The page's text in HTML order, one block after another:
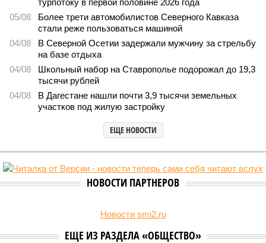
турпотоку в первой половине 2026 года
05/08
Более трети автомобилистов Северного Кавказа
стали реже пользоваться машиной
04/08
В Северной Осетии задержали мужчину за стрельбу
на базе отдыха
04/08
Школьный набор на Ставрополье подорожал до 19,3
тысячи рублей
04/08
В Дагестане нашли почти 3,9 тысячи земельных
участков под жилую застройку
ЕЩЕ НОВОСТИ
НОВОСТИ ПАРТНЕРОВ
Новости smi2.ru
ЕЩЕ ИЗ РАЗДЕЛА «ОБЩЕСТВО»